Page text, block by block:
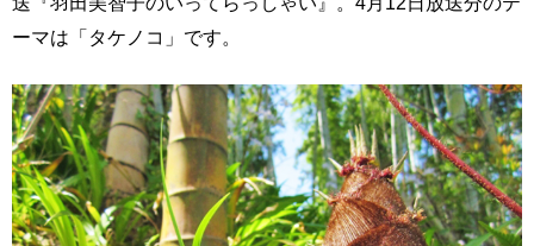
ーマは「タケノコ」です。